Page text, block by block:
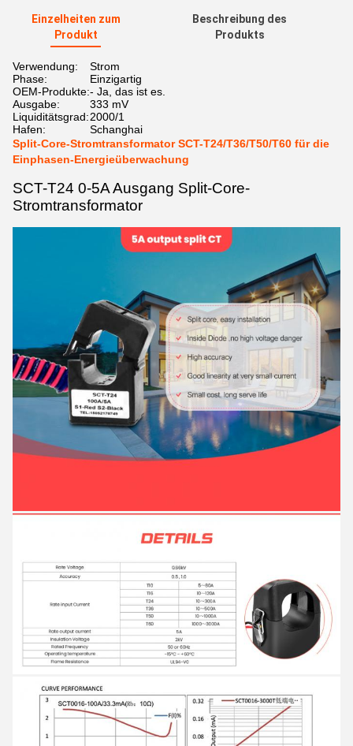
Einzelheiten zum
Produkt
Beschreibung des
Produkts
Verwendung:
Strom
Phase:
Einzigartig
OEM-Produkte:- Ja, das ist es.
Ausgabe:
333 mV
Liquiditätsgrad:2000/1
Hafen:
Schanghai
Split-Core-Stromtransformator SCT-T24/T36/T50/T60 für die
Einphasen-Energieüberwachung
SCT-T24 0-5A Ausgang Split-Core-
Stromtransformator